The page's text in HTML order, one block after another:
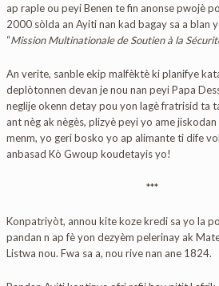
ap raple ou peyi Benen te fin anonse pwojè
2000 sòlda an Ayiti nan kad bagay sa a blan
“Mission Multinationale de Soutien à la
An verite, sanble ekip malfèktè ki planifye
deplòtonnen devan je nou nan peyi Papa
neglije okenn detay pou yon lagè fratrisid ta
ant nèg ak nègès, plizyè peyi yo ame
menm, yo geri bosko yo ap alimante ti dife
anbasad Kò Gwoup koudetayis yo!
***
Konpatriyòt, annou kite koze kredi sa yo la
pandan n ap fè yon dezyèm pelerinay ak
Listwa nou. Fwa sa a, nou rive nan ane 1824.